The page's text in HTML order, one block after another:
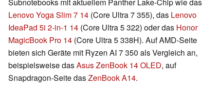
Lenovo Yoga Slim 7 14 (Core Ultra 7 355), das Lenovo
IdeaPad 5i 2-in-1 14 (Core Ultra 5 322) oder das Honor
MagicBook Pro 14 (Core Ultra 5 338H). Auf AMD-Seite
bieten sich Geräte mit Ryzen AI 7 350 als Vergleich an,
beispielsweise dasAsus ZenBook 14 OLED, auf
Snapdragon-Seite dasZenBook A14.